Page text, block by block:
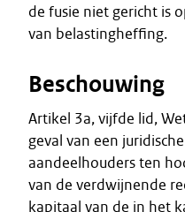
de fusie niet gericht is
van belastingheffing.
Beschouwing
Artikel 3a, vijfde lid,
geval van een
aandeelhouders ten
van de verdwijnende
kapitaal van de in het